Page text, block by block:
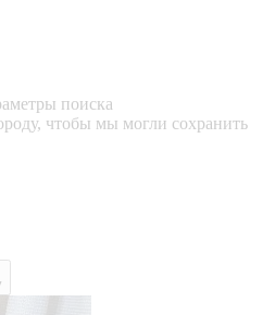
поиска
чтобы мы могли сохранить